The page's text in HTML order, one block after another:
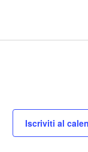
Iscriviti al